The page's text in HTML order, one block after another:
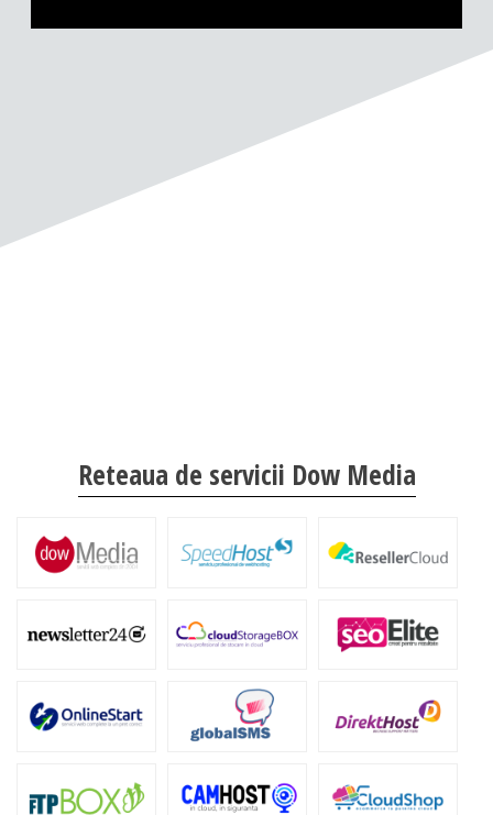
Reteaua de servicii Dow Media